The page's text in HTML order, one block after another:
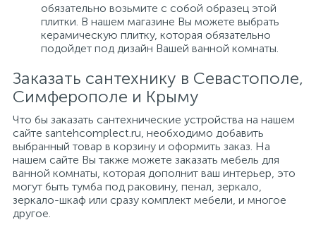
обязательно возьмите с собой образец этой
плитки. В нашем магазине Вы можете выбрать
керамическую плитку, которая обязательно
подойдет под дизайн Вашей ванной комнаты.
Заказать сантехнику в Севастополе,
Симферополе и Крыму
Что бы заказать сантехнические устройства на нашем
сайте santehcomplect.ru, необходимо добавить
выбранный товар в корзину и оформить заказ. На
нашем сайте Вы также можете заказать мебель для
ванной комнаты, которая дополнит ваш интерьер, это
могут быть тумба под раковину, пенал, зеркало,
зеркало-шкаф или сразу комплект мебели, и многое
другое.